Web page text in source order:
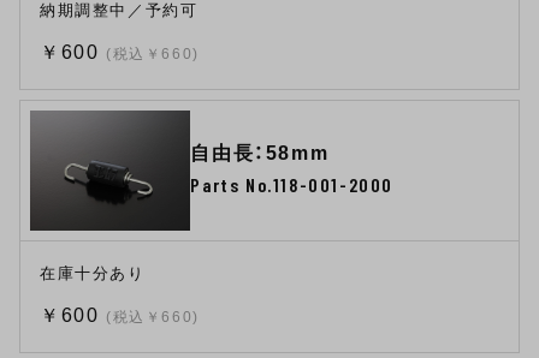
納期調整中／予約可
￥600 (税込￥660)
自由長：58mm
Parts No.118-001-2000
在庫十分あり
￥600 (税込￥660)